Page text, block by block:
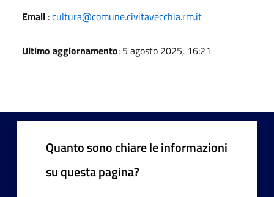
Email :cultura@comune.civitavecchia.rm.it
Ultimo aggiornamento: 5 agosto 2025, 16:21
Quanto sono chiare le informazioni
su questa pagina?